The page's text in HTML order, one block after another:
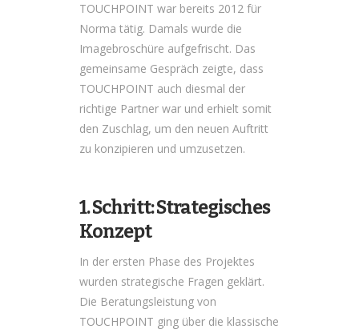
TOUCHPOINT war bereits 2012 für
Norma tätig. Damals wurde die
Imagebroschüre aufgefrischt. Das
gemeinsame Gespräch zeigte, dass
TOUCHPOINT auch diesmal der
richtige Partner war und erhielt somit
den Zuschlag, um den neuen Auftritt
zu konzipieren und umzusetzen.
1. Schritt: Strategisches
Konzept
In der ersten Phase des Projektes
wurden strategische Fragen geklärt.
Die Beratungsleistung von
TOUCHPOINT ging über die klassische